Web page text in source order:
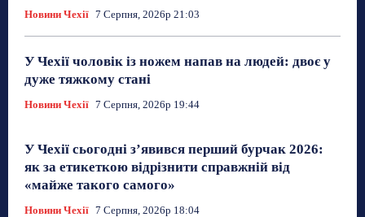
Новини Чехії 7 Серпня, 2026р 21:03
У Чехії чоловік із ножем напав на людей: двоє у
дуже тяжкому стані
Новини Чехії 7 Серпня, 2026р 19:44
У Чехії сьогодні з’явився перший бурчак 2026:
як за етикеткою відрізнити справжній від
«майже такого самого»
Новини Чехії 7 Серпня, 2026р 18:04